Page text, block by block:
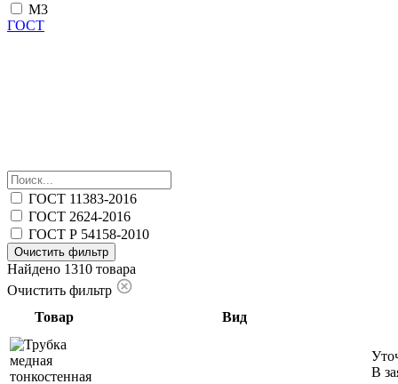
М3
ГОСТ
ГОСТ 11383-2016
ГОСТ 2624-2016
ГОСТ Р 54158-2010
Очистить фильтр
Найдено 1310 товара
Очистить фильтр
Товар
Вид
В